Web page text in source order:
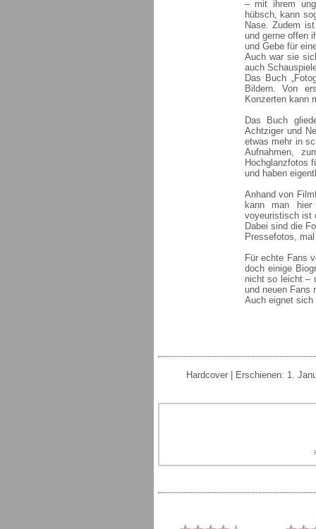
– mit ihrem
hübsch, kann
Nase. Zudem
und gerne offen
und Gebe für
Auch war sie
auch
Das Buch
Bildern. Von
Konzerten kann
Das Buch
Achtziger und
etwas mehr in
Aufnahmen,
Hochglanzfotos
und haben
Anhand von
kann man
voyeuristisch ist
Dabei sind die
Pressefotos,
Für echte Fans
doch einige
nicht so leicht –
und neuen Fans
Auch eignet sich
Hardcover | Erschienen: 1.